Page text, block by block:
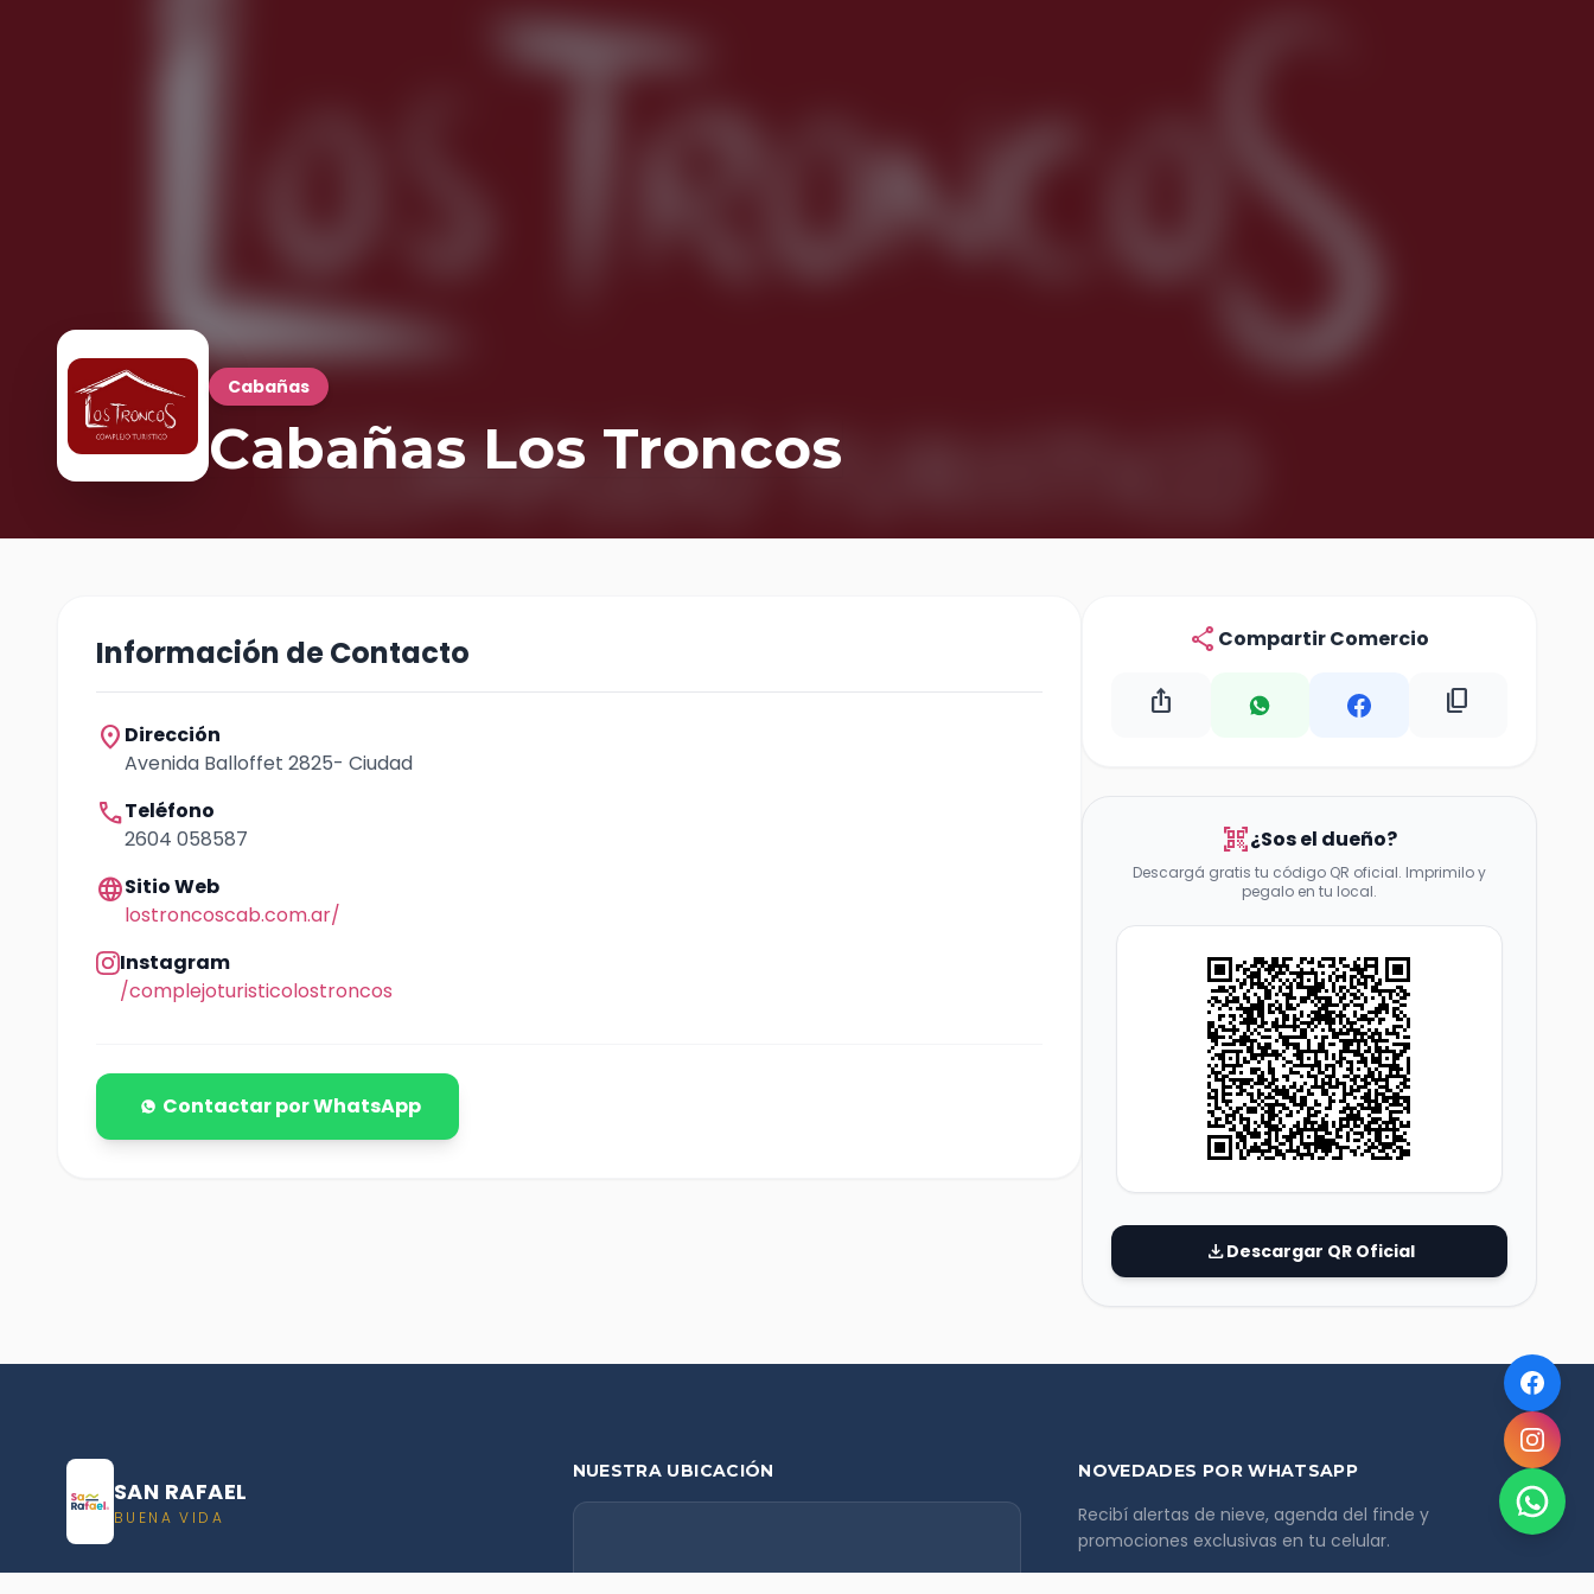
Cabañas
Cabañas Los Troncos
Información de Contacto
location_on Dirección
Avenida Balloffet 2825- Ciudad
callTeléfono
2604 058587
languageSitio Web
lostroncoscab.com.ar/
Instagram
/complejoturisticolostroncos
Contactar por WhatsApp
share Compartir Comercio
ios_share content_copy
qr_code_scanner¿Sos el dueño?
Descargá gratis tu código QR oficial. Imprimilo y
pegalo en tu local.
downloadDescargar QR Oficial
SAN RAFAEL
BUENA VIDA
NUESTRA UBICACIÓN NOVEDADES POR WHATSAPP
Recibí alertas de nieve, agenda del finde y
promociones exclusivas en tu celular.